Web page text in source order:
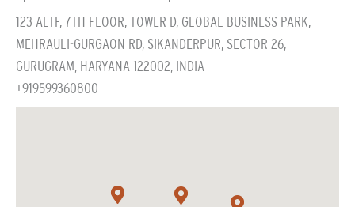
123 ALTF, 7TH FLOOR, TOWER D, GLOBAL BUSINESS PARK,
MEHRAULI-GURGAON RD, SIKANDERPUR, SECTOR 26,
GURUGRAM, HARYANA 122002, INDIA
+919599360800